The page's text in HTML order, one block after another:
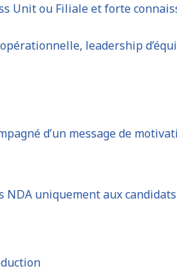
Unit ou Filiale et forte
leadership
d’un message de
uniquement aux